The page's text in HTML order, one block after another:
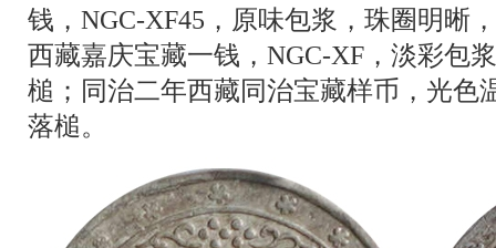
钱，NGC-XF45，原味包浆，珠圈明晰
西藏嘉庆宝藏一钱，NGC-XF，淡彩包
槌；同治二年西藏同治宝藏样币，光色
落槌。